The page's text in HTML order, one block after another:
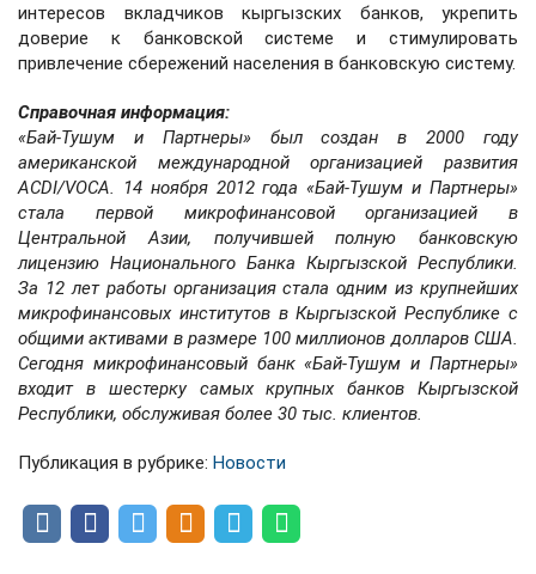
интересов вкладчиков кыргызских банков, укрепить
доверие к банковской системе и стимулировать
привлечение сбережений населения в банковскую систему.
Справочная информация:
«Бай-Тушум и Партнеры» был создан в 2000 году
американской международной организацией развития
ACDI/VOCA. 14 ноября 2012 года «Бай-Тушум и Партнеры»
стала первой микрофинансовой организацией в
Центральной Азии, получившей полную банковскую
лицензию Национального Банка Кыргызской Республики.
За 12 лет работы организация стала одним из крупнейших
микрофинансовых институтов в Кыргызской Республике с
общими активами в размере 100 миллионов долларов США.
Сегодня микрофинансовый банк «Бай-Тушум и Партнеры»
входит в шестерку самых крупных банков
Кыргызской
Республики, обслуживая более 30 тыс. клиентов.
Публикация в рубрике: Новости